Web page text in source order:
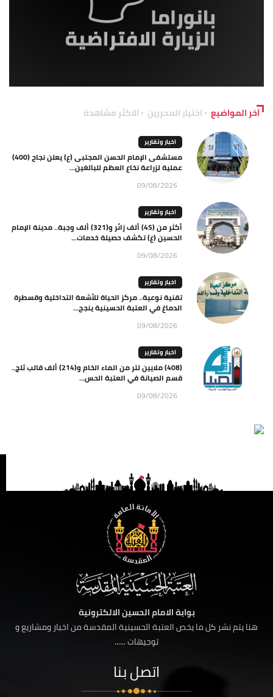
آخر المواضيع اختيار المحررين الاكثر مشاهدة
اخبار وتقارير
مستشفى الإمام الحسن المجتبى (ع) يعلن نجاح (400)
عملية لزراعة نخاع العظم للبالغين...
09/08/2026
اخبار وتقارير
أكثر من (45) ألف زائر و(321) ألف وجبة.. مدينة الإمام
الحسين (ع) تكشف حصيلة خدمات...
09/08/2026
اخبار وتقارير
تقنية نوعية.. مركز الحياة للأشعة التداخلية وقسطرة
الدماغ في العتبة الحسينية ينجح...
09/08/2026
اخبار وتقارير
(408) ملايين لتر من الماء الخام و(214) ألف قالب ثلج..
قسم الصيانة في العتبة الحس...
09/08/2026
بوابة الامام الحسين الالكترونية
هنا يتم نشر كل ما يخص العتبة الحسينية المقدسة من اخبار ومشاريع و
توجيهات ......
اتصل بنا